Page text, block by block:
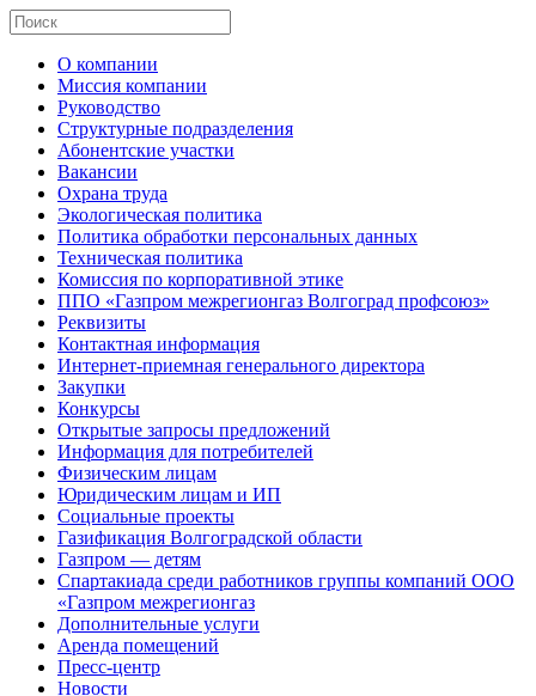
О компании
Миссия компании
Руководство
Структурные подразделения
Абонентские участки
Вакансии
Охрана труда
Экологическая политика
Политика обработки персональных данных
Техническая политика
Комиссия по корпоративной этике
ППО «Газпром межрегионгаз Волгоград профсоюз»
Реквизиты
Контактная информация
Интернет-приемная генерального директора
Закупки
Конкурсы
Открытые запросы предложений
Информация для потребителей
Физическим лицам
Юридическим лицам и ИП
Социальные проекты
Газификация Волгоградской области
Газпром — детям
Спартакиада среди работников группы компаний ООО
«Газпром межрегионгаз
Дополнительные услуги
Аренда помещений
Пресс-центр
Новости